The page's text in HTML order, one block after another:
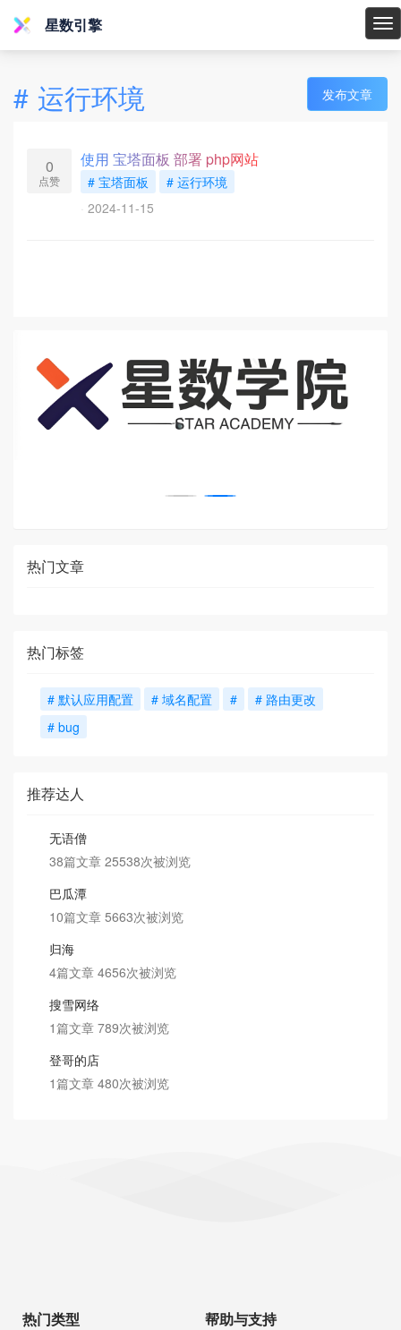
星
引
星数引擎
# 运行环境 发布文章
0
点赞
使用 宝塔面板 部署 php网站
# 宝塔面板
# 运行环境
2024-11-15
热门文章
热门标签
# 默认应用配置 # 域名配置 #
# 路由更改
# bug
推荐达人
无语僧
38篇文章 25538次被浏览
巴瓜潭
10篇文章 5663次被浏览
归海
4篇文章 4656次被浏览
搜雪网络
1篇文章 789次被浏览
登哥的店
1篇文章 480次被浏览
热门类型 帮助与支持